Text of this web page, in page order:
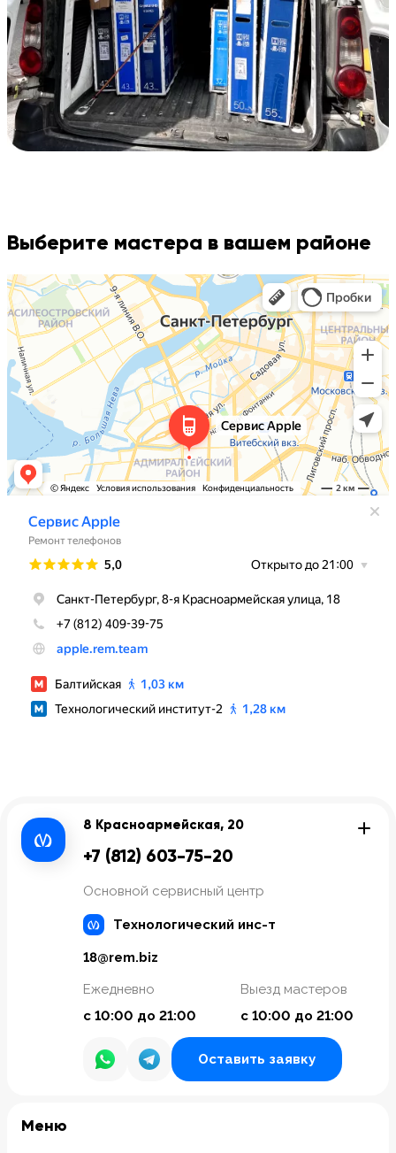
Выберите мастера в вашем районе
8 Красноармейская, 20
+7 (812) 603-75-20
Основной сервисный центр
Технологический инс-т
18@rem.biz
Ежедневно
с 10:00 до 21:00
Выезд мастеров
с 10:00 до 21:00
Оставить заявку
Meню